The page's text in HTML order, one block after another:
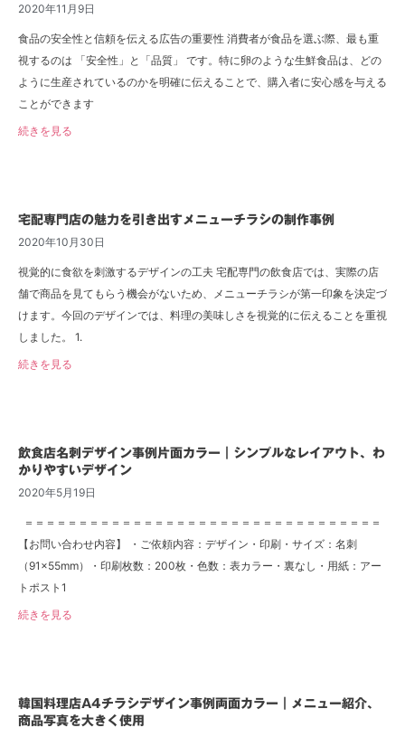
2020年11月9日
食品の安全性と信頼を伝える広告の重要性 消費者が食品を選ぶ際、最も重
視するのは 「安全性」と「品質」 です。特に卵のような生鮮食品は、どの
ように生産されているのかを明確に伝えることで、購入者に安心感を与える
ことができます
続きを見る
宅配専門店の魅力を引き出すメニューチラシの制作事例
2020年10月30日
視覚的に食欲を刺激するデザインの工夫 宅配専門の飲食店では、実際の店
舗で商品を見てもらう機会がないため、メニューチラシが第一印象を決定づ
けます。今回のデザインでは、料理の美味しさを視覚的に伝えることを重視
しました。 1.
続きを見る
飲食店名刺デザイン事例片面カラー｜シンプルなレイアウト、わ
かりやすいデザイン
2020年5月19日
＝＝＝＝＝＝＝＝＝＝＝＝＝＝＝＝＝＝＝＝＝＝＝＝＝＝＝＝＝＝＝＝＝
【お問い合わせ内容】 ・ご依頼内容：デザイン・印刷・サイズ：名刺
（91×55mm）・印刷枚数：200枚・色数：表カラー・裏なし・用紙：アー
トポスト1
続きを見る
韓国料理店A4チラシデザイン事例両面カラー｜メニュー紹介、
商品写真を大きく使用